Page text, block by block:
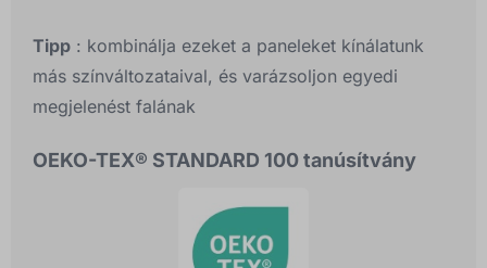
Tipp : kombinálja ezeket a paneleket kínálatunk
más színváltozataival, és varázsoljon egyedi
megjelenést falának
OEKO-TEX® STANDARD 100 tanúsítvány